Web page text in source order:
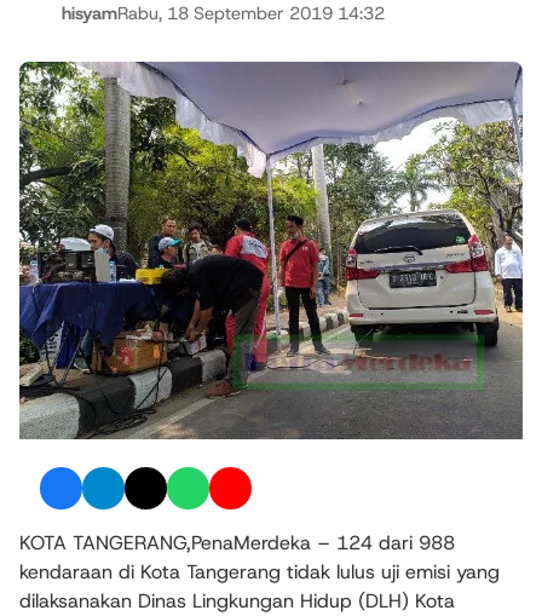
hisyamRabu, 18 September 2019 14:32
KOTA TANGERANG,PenaMerdeka – 124 dari 988
kendaraan di Kota Tangerang tidak lulus uji emisi yang
dilaksanakan Dinas Lingkungan Hidup (DLH) Kota